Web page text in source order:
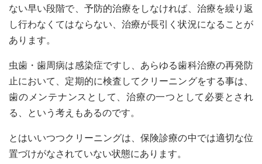
ない早い段階で、予防的治療をしなければ、治療を繰り返
し行わなくてはならない、治療が長引く状況になることが
あります。
虫歯・歯周病は感染症ですし、あらゆる歯科治療の再発防
止において、定期的に検査してクリーニングをする事は、
歯のメンテナンスとして、治療の一つとして必要とされ
る、という考えもあるのです。
とはいいつつクリーニングは、保険診療の中では適切な位
置づけがなされていない状態にあります。